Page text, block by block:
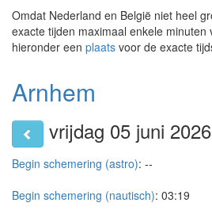
Omdat Nederland en België niet heel
exacte tijden maximaal enkele minuten
hieronder een plaats voor de exacte
Arnhem
vrijdag 05 juni 2026
Begin schemering (astro): --
Begin schemering (nautisch): 03:19